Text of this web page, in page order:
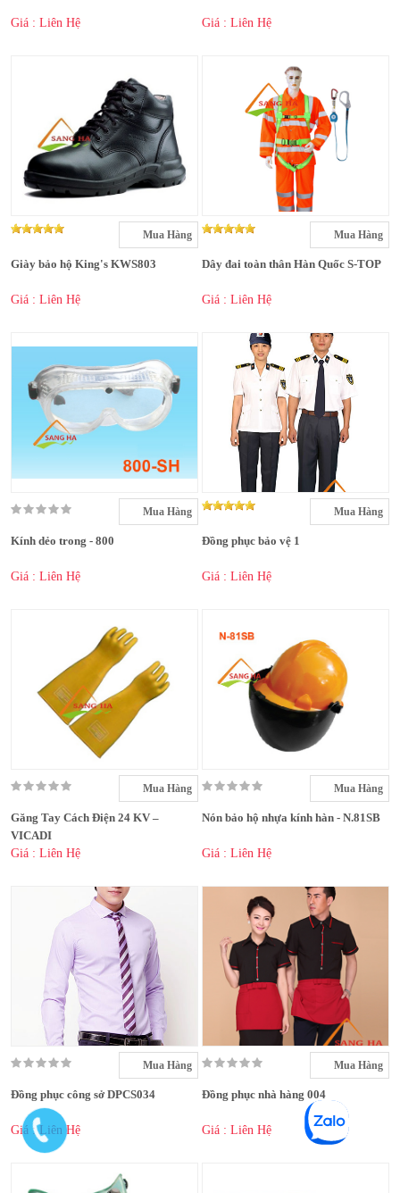
Giá : Liên Hệ Giá : Liên Hệ
Mua Hàng
Giày bảo hộ King's KWS803
Giá : Liên Hệ
Mua Hàng
Dây đai toàn thân Hàn Quốc S-TOP
Giá : Liên Hệ
Mua Hàng
Kính dẻo trong - 800
Giá : Liên Hệ
Mua Hàng
Đồng phục bảo vệ 1
Giá : Liên Hệ
Mua Hàng
Găng Tay Cách Điện 24 KV –
VICADI
Giá : Liên Hệ
Mua Hàng
Nón bảo hộ nhựa kính hàn - N.81SB
Giá : Liên Hệ
Mua Hàng
Đồng phục công sở DPCS034
Giá : Liên Hệ
Mua Hàng
Đồng phục nhà hàng 004
Giá : Liên Hệ